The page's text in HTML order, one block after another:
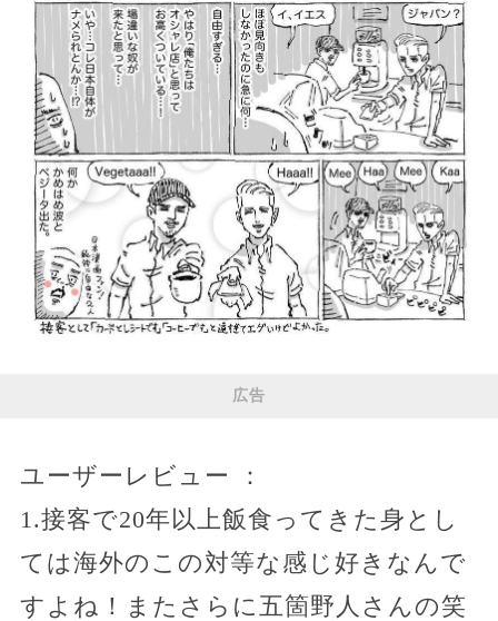
広告
ユーザーレビュー ：
1.接客で20年以上飯食ってきた身とし
ては海外のこの対等な感じ好きなんで
すよね！またさらに五箇野人さんの笑